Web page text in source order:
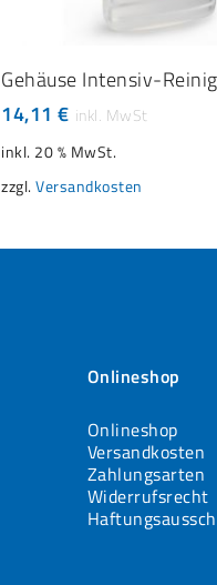
IN DEN
Gehäuse Intensiv-
14,11€
inkl. 20 % MwSt.
zzgl.Versandkosten
Onlineshop
Onlineshop
Versandkosten
Zahlungsarten
Widerrufsrecht